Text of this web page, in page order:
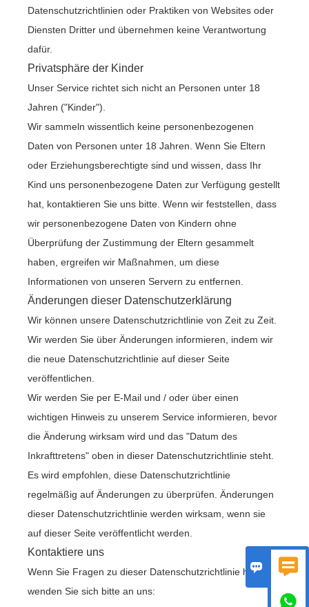
Datenschutzrichtlinien oder Praktiken von Websites oder
Diensten Dritter und übernehmen keine Verantwortung
dafür.
Privatsphäre der Kinder
Unser Service richtet sich nicht an Personen unter 18
Jahren ("Kinder").
Wir sammeln wissentlich keine personenbezogenen
Daten von Personen unter 18 Jahren. Wenn Sie Eltern
oder Erziehungsberechtigte sind und wissen, dass Ihr
Kind uns personenbezogene Daten zur Verfügung gestellt
hat, kontaktieren Sie uns bitte. Wenn wir feststellen, dass
wir personenbezogene Daten von Kindern ohne
Überprüfung der Zustimmung der Eltern gesammelt
haben, ergreifen wir Maßnahmen, um diese
Informationen von unseren Servern zu entfernen.
Änderungen dieser Datenschutzerklärung
Wir können unsere Datenschutzrichtlinie von Zeit zu Zeit.
Wir werden Sie über Änderungen informieren, indem wir
die neue Datenschutzrichtlinie auf dieser Seite
veröffentlichen.
Wir werden Sie per E-Mail und / oder über einen
wichtigen Hinweis zu unserem Service informieren, bevor
die Änderung wirksam wird und das "Datum des
Inkrafttretens" oben in dieser Datenschutzrichtlinie steht.
Es wird empfohlen, diese Datenschutzrichtlinie
regelmäßig auf Änderungen zu überprüfen. Änderungen
dieser Datenschutzrichtlinie werden wirksam, wenn sie
auf dieser Seite veröffentlicht werden.
Kontaktiere uns
Wenn Sie Fragen zu dieser Datenschutzrichtlinie haben,
wenden Sie sich bitte an uns:
 
